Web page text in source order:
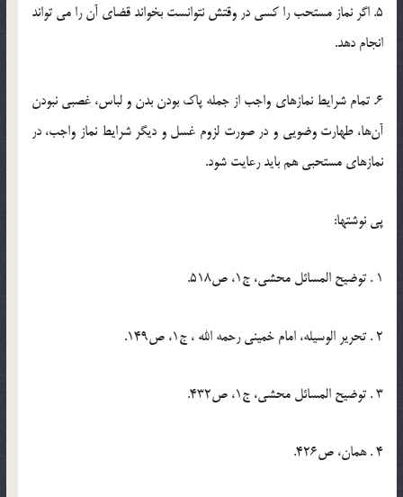
5. اگر نماز مستحب را كسی در وقتش نتوانست بخواند قضای آن را می تواند
انجام دهد.
6. تمام شرایط نمازهای واجب از جمله پاك بودن بدن و لباس، غصبی نبودن
آن‌ها، طهارت وضویی و در صورت لزوم غسل و دیگر شرایط نماز واجب، در
نمازهای مستحبی هم باید رعایت شود.
پی نوشتها:
1 . توضیح المسائل محشی، ج‏1، ص‏518.
2 . تحریر الوسیله، امام خمینی رحمه الله ، ج‏1، ص‏149.
3 . توضیح المسائل محشی، ج‏1، ص‏432.
4 . همان، ص‏426.